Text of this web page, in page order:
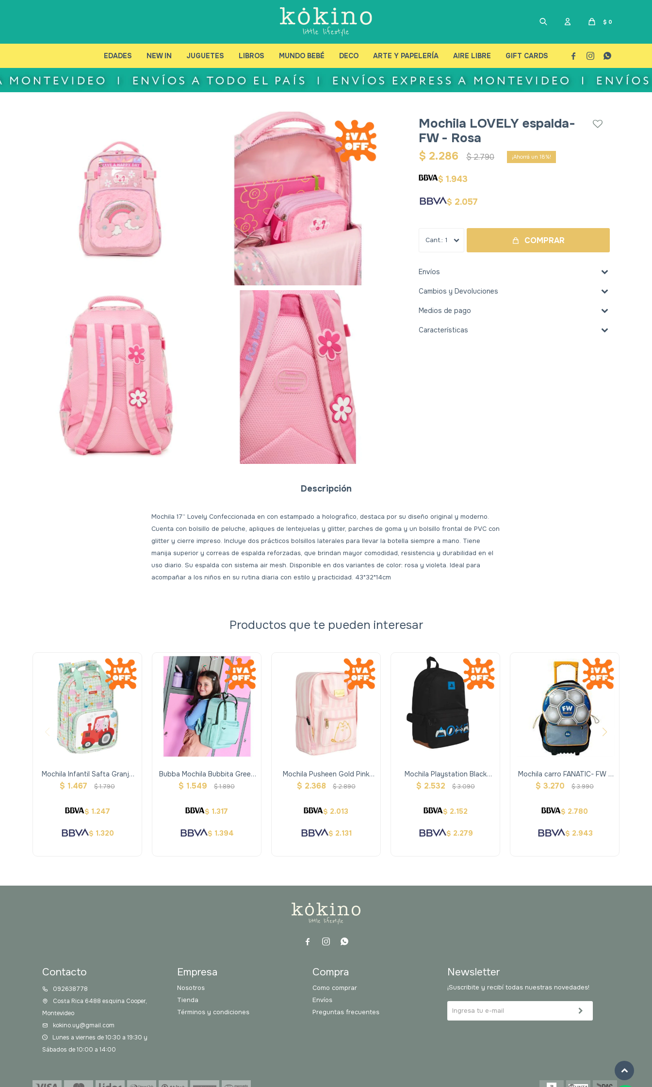
EDADES NEW IN JUGUETES LIBROS MUNDO BEBÉ DECO ARTE Y PAPELERÍA AIRE LIBRE GIFT CARDS
$ 0
  
Mochila LOVELY espalda-
FW - Rosa
$ 2.286 $2.790 18
$ 1.943
$ 2.057
1 COMPRAR
Envíos
Cambios y Devoluciones
Medios de pago
Características
Descripción
Mochila 17” Lovely Confeccionada en con estampado a holografico, destaca por su diseño original y moderno.
Cuenta con bolsillo de peluche, apliques de lentejuelas y glitter, parches de goma y un bolsillo frontal de PVC con
glitter y cierre impreso. Incluye dos prácticos bolsillos laterales para llevar la botella siempre a mano. Tiene
manija superior y correas de espalda reforzadas, que brindan mayor comodidad, resistencia y durabilidad en el
uso diario. Su espalda con sistema air mesh. Disponible en dos variantes de color: rosa y violeta. Ideal para
acompañar a los niños en su rutina diaria con estilo y practicidad. 43*32*14cm
Productos que te pueden interesar
Mochila Infantil Safta Granja
De Espalda 28 Cm
$ 1.467 $1.790
$ 1.247
$ 1.320
Bubba Mochila Bubbita Green
Regular
$ 1.549 $1.890
$ 1.317
$ 1.394
Mochila Pusheen Gold Pink
Mooving
$ 2.368 $2.890
$ 2.013
$ 2.131
Mochila Playstation Black
Mooving
$ 2.532 $3.090
$ 2.152
$ 2.279
Mochila carro FANATIC- FW -
Azul
$ 3.270 $3.990
$ 2.780
$ 2.943
  
Contacto
092638778
Costa Rica 6488 esquina Cooper,
Montevideo
kokino.uy@gmail.com
Lunes a viernes de 10:30 a 19:30 y
Sábados de 10:00 a 14:00
Empresa
Nosotros
Tienda
Términos y condiciones
Compra
Como comprar
Envíos
Preguntas frecuentes
Newsletter
¡Suscribite y recibí todas nuestras novedades!